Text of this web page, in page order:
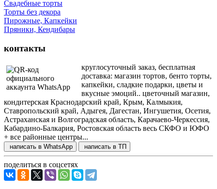
Свадебные торты
Торты без декора
Пирожные, Капкейки
Пряники, Кендибары
контакты
круглосуточный заказ, бесплатная
доставка: магазин тортов, бенто торты,
капкейки, сладкие подарки, цветы и
вкусные эмоций.. цветочный магазин,
кондитерская Краснодарский край, Крым, Калмыкия,
Ставропольский край, Адыгея, Дагестан, Ингушетия, Осетия,
Астраханская и Волгоградская область, Карачаево-Черкессия,
Кабардино-Балкария, Ростовская область весь СКФО и ЮФО
+ все районные центры...
написать в WhatsApp написать в ТП
поделиться в соцсетях